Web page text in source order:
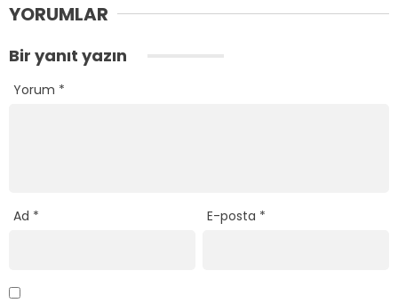
YORUMLAR
Bir yanıt yazın
Yorum *
Ad * E-posta *